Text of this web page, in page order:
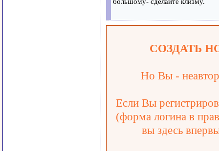
СОЗДАТЬ
Но Вы -
Если Вы
(форма логина в
вы здесь